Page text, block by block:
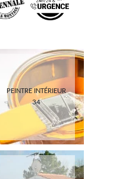
PEINTRE INTÉRIEUR
34